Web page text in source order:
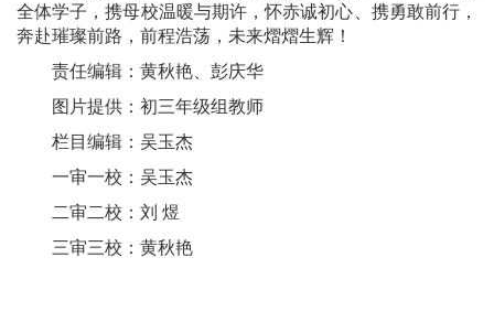
全体学子，携母校温暖与期许，怀赤诚初心、携勇敢前行，
奔赴璀璨前路，前程浩荡，未来熠熠生辉！
责任编辑：黄秋艳、彭庆华
图片提供：初三年级组教师
栏目编辑：吴玉杰
一审一校：吴玉杰
二审二校：刘 煜
三审三校：黄秋艳